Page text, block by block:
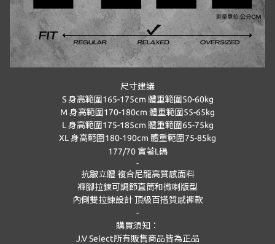
尺寸建議
S 身高範圍165-175cm 體重範圍50-60kg
M 身高範圍170-180cm 體重範圍55-65kg
L 身高範圍175-185cm 體重範圍65-75kg
XL 身高範圍180-190cm 體重範圍75-85kg
177/70 實著L碼
-
抗皺立體 複合尼龍高質感面料
褲腳拉鍊可調節直筒和微喇版型
內側雙拉鍊設計 頂級百搭質感褲款
-
購買須知：
J.V Select所有販售商品皆為正品